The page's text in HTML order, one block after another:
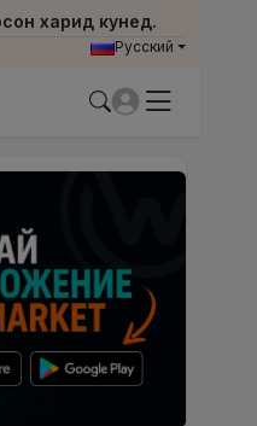
харид кунед.
Русский